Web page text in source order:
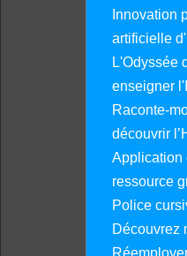
Innovation
artificielle
L'Odyssée
enseigner
Raconte-
découvrir
Application
ressource
Police
Découvrez